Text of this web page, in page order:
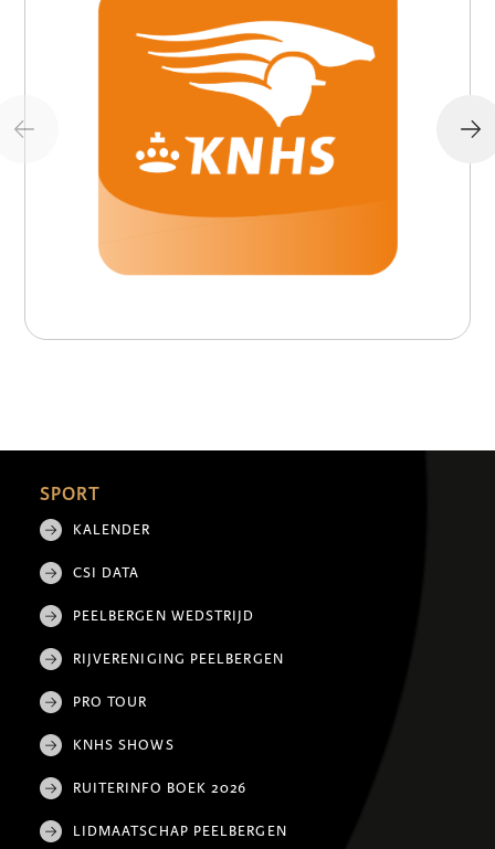
SPORT
KALENDER
CSI DATA
PEELBERGEN WEDSTRIJD
RIJVERENIGING PEELBERGEN
PRO TOUR
KNHS SHOWS
RUITERINFO BOEK 2026
LIDMAATSCHAP PEELBERGEN